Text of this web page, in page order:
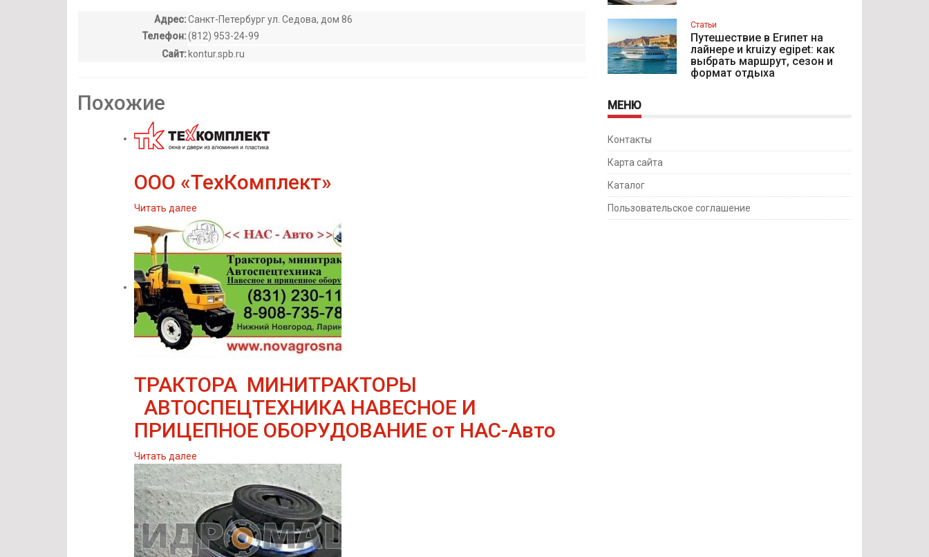
Адрес:Санкт-Петербург ул. Седова, дом 86
Телефон:(812) 953-24-99
Сайт: kontur.spb.ru
Похожие
ООО «ТехКомплект»
Читать далее
ТРАКТОРА МИНИТРАКТОРЫ
АВТОСПЕЦТЕХНИКА НАВЕСНОЕ И
ПРИЦЕПНОЕ ОБОРУДОВАНИЕ от НАС-Авто
Читать далее
Статьи
Путешествие в Египет на
лайнере и kruizy egipet: как
выбрать маршрут, сезон и
формат отдыха
МЕНЮ
Контакты
Карта сайта
Каталог
Пользовательское соглашение